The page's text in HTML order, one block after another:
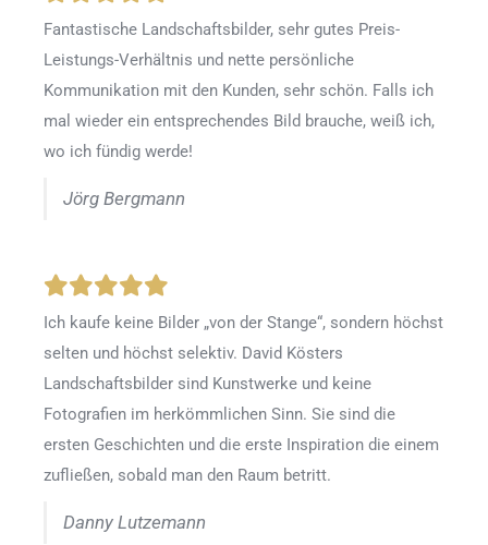
Fantastische Landschaftsbilder, sehr gutes Preis-
Leistungs-Verhältnis und nette persönliche
Kommunikation mit den Kunden, sehr schön. Falls ich
mal wieder ein entsprechendes Bild brauche, weiß ich,
wo ich fündig werde!
Jörg Bergmann
Ich kaufe keine Bilder „von der Stange“, sondern höchst
selten und höchst selektiv. David Kösters
Landschaftsbilder sind Kunstwerke und keine
Fotografien im herkömmlichen Sinn. Sie sind die
ersten Geschichten und die erste Inspiration die einem
zufließen, sobald man den Raum betritt.
Danny Lutzemann